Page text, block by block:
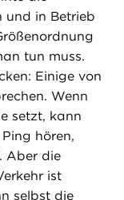
und in Betrieb
tun muss.
Einige von
Wenn
setzt, kann
hören,
Aber die
ist
selbst die